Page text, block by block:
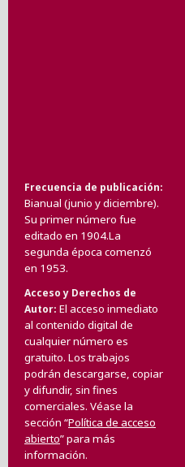
Frecuencia de publicación
Bianual (junio y diciembre).
Su primer número fue
editado en 1904.La
segunda época comenzó
en 1953.
Acceso y Derechos de
Autor El acceso inmediato
al contenido digital de
cualquier número es
gratuito. Los trabajos
podrán descargarse, copiar
y difundir, sin fines
comerciales. Véase la
sección “Política de acceso
abierto” para más
información.